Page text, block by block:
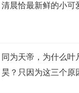
清晨恰最新鲜的小可
同为天帝，为什么叶
昊？只因为这三个原